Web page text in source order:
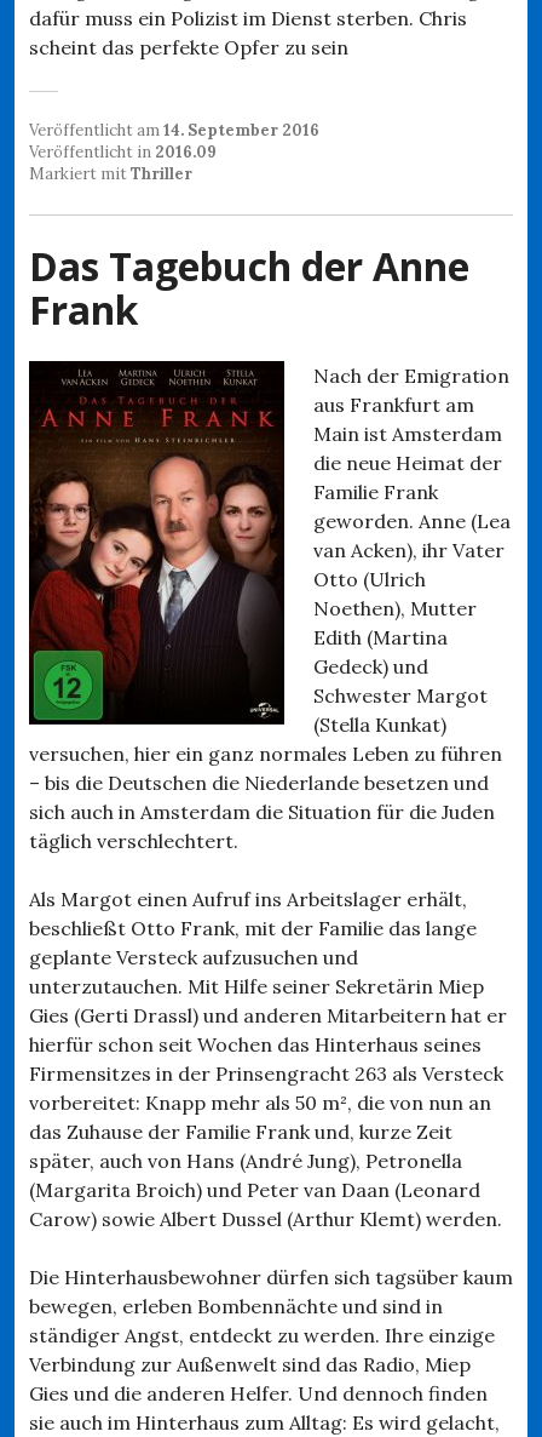
dafür muss ein Polizist im Dienst sterben. Chris
scheint das perfekte Opfer zu sein
Veröffentlicht am14. September 2016
Veröffentlicht in 2016.09
Markiert mitThriller
Das Tagebuch der Anne
Frank
Nach der Emigration
aus Frankfurt am
Main ist Amsterdam
die neue Heimat der
Familie Frank
geworden. Anne (Lea
van Acken), ihr Vater
Otto (Ulrich
Noethen), Mutter
Edith (Martina
Gedeck) und
Schwester Margot
(Stella Kunkat)
versuchen, hier ein ganz normales Leben zu führen
– bis die Deutschen die Niederlande besetzen und
sich auch in Amsterdam die Situation für die Juden
täglich verschlechtert.
Als Margot einen Aufruf ins Arbeitslager erhält,
beschließt Otto Frank, mit der Familie das lange
geplante Versteck aufzusuchen und
unterzutauchen. Mit Hilfe seiner Sekretärin Miep
Gies (Gerti Drassl) und anderen Mitarbeitern hat er
hierfür schon seit Wochen das Hinterhaus seines
Firmensitzes in der Prinsengracht 263 als Versteck
vorbereitet: Knapp mehr als 50 m², die von nun an
das Zuhause der Familie Frank und, kurze Zeit
später, auch von Hans (André Jung), Petronella
(Margarita Broich) und Peter van Daan (Leonard
Carow) sowie Albert Dussel (Arthur Klemt) werden.
Die Hinterhausbewohner dürfen sich tagsüber kaum
bewegen, erleben Bombennächte und sind in
ständiger Angst, entdeckt zu werden. Ihre einzige
Verbindung zur Außenwelt sind das Radio, Miep
Gies und die anderen Helfer. Und dennoch finden
sie auch im Hinterhaus zum Alltag: Es wird gelacht,